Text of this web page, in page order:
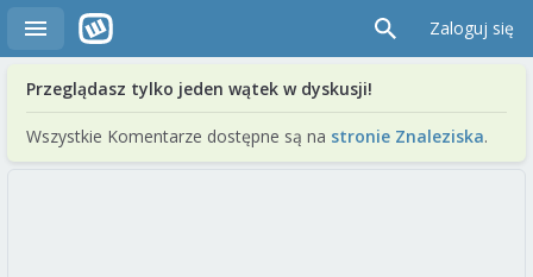
Zaloguj się
Przeglądasz tylko jeden wątek w dyskusji!
Wszystkie Komentarze dostępne są na stronie Znaleziska.